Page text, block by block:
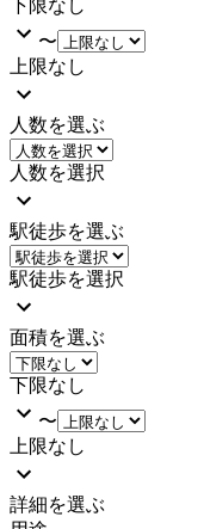
下限なし
〜
上限なし
人数を選ぶ
人数を選択
駅徒歩を選ぶ
駅徒歩を選択
面積を選ぶ
下限なし
〜
上限なし
詳細を選ぶ